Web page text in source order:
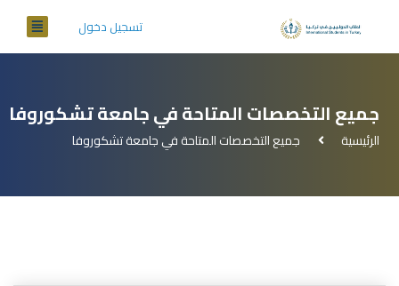
تسجيل دخول
جميع التخصصات المتاحة في جامعة تشكوروفا
الرئيسية جميع التخصصات المتاحة في جامعة تشكوروفا